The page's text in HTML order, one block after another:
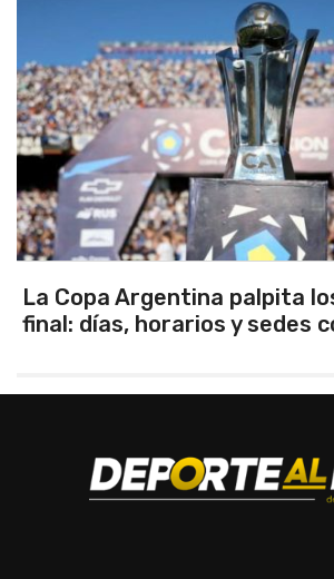
La Copa Argentina palpita
final: días, horarios y sedes